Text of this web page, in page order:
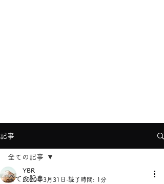
記事
全ての記事
全ての記事
YBR
2020年3月31日 読了時間: 1分